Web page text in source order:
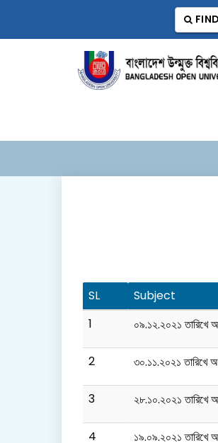
SL Subject
1
০৯.১২.২০২১ তারিখে
2 ৩০.১১.২০২১ তারিখে
3 ২৮.১০.২০২১ তারিখে
4 ১৯.০৯.২০২১ তারিখে